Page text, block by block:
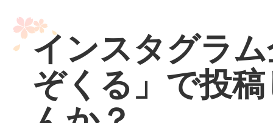
インスタグラ
ぞくる」で投